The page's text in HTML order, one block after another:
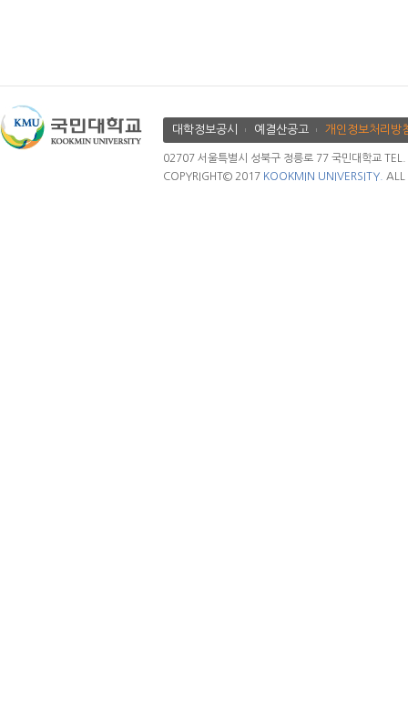
대학정보공시 예결산공고 개인정보처리방
02707 서울특별시 성북구 정릉로 77 국민대학교
COPYRIGHT© 2017 KOOKMIN UNIVERSITY. ALL